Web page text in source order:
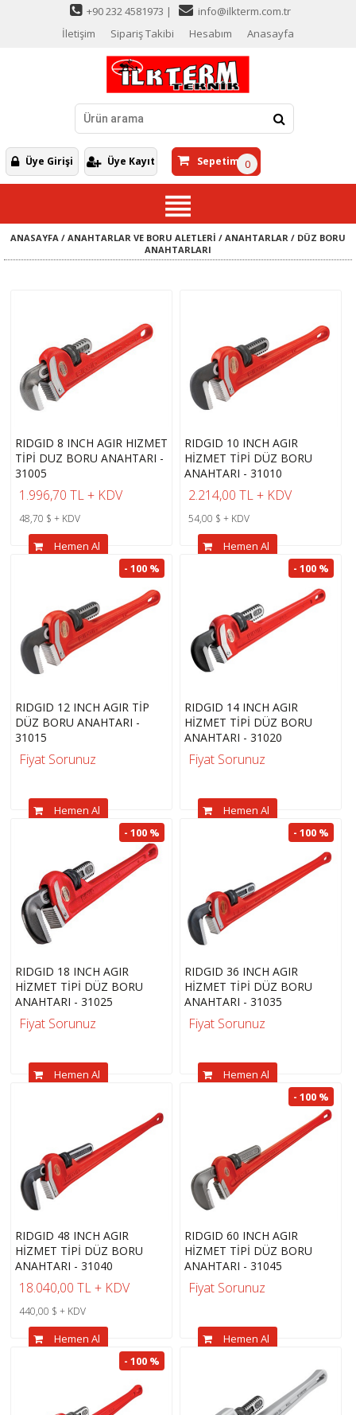
+90 232 4581973 |
info@ilkterm.com.tr
İletişim
Sipariş Takibi Hesabım Anasayfa
Üye Girişi Üye Kayıt Sepetim 0
ANASAYFA / ANAHTARLAR VE BORU ALETLERİ / ANAHTARLAR / DÜZ BORU
ANAHTARLARI
RIDGID 8 INCH AGIR HIZMET
TİPİ DUZ BORU ANAHTARI -
31005
1.996,70 TL + KDV
48,70 $ + KDV
Hemen Al
RIDGID 10 INCH AGIR
HİZMET TİPİ DÜZ BORU
ANAHTARI - 31010
2.214,00 TL + KDV
54,00 $ + KDV
Hemen Al
- 100 %
RIDGID 12 INCH AGIR TİP
DÜZ BORU ANAHTARI -
31015
Fiyat Sorunuz
Hemen Al
- 100 %
RIDGID 14 INCH AGIR
HİZMET TİPİ DÜZ BORU
ANAHTARI - 31020
Fiyat Sorunuz
Hemen Al
- 100 %
RIDGID 18 INCH AGIR
HİZMET TİPİ DÜZ BORU
ANAHTARI - 31025
Fiyat Sorunuz
Hemen Al
- 100 %
RIDGID 36 INCH AGIR
HİZMET TİPİ DÜZ BORU
ANAHTARI - 31035
Fiyat Sorunuz
Hemen Al
RIDGID 48 INCH AGIR
HİZMET TİPİ DÜZ BORU
ANAHTARI - 31040
18.040,00 TL + KDV
440,00 $ + KDV
Hemen Al
- 100 %
RIDGID 60 INCH AGIR
HİZMET TİPİ DÜZ BORU
ANAHTARI - 31045
Fiyat Sorunuz
Hemen Al
- 100 %